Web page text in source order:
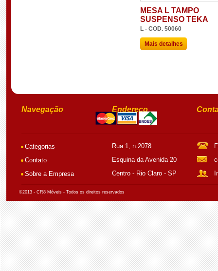
MESA L TAMPO
SUSPENSO TEKA
L - COD. 50060
Mais detalhes
Navegação Endereço
Categorias
Contato
Sobre a Empresa
Rua 1, n.2078
Esquina da Avenida 20
Centro - Rio Claro - SP
©2013 - CR8 Móveis - Todos os direitos reservados